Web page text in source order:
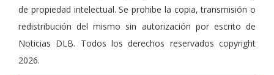
de propiedad intelectual. Se prohibe la copia, transmisión o
redistribución del mismo sin autorización por escrito de
Noticias DLB. Todos los derechos reservados copyright
2026.